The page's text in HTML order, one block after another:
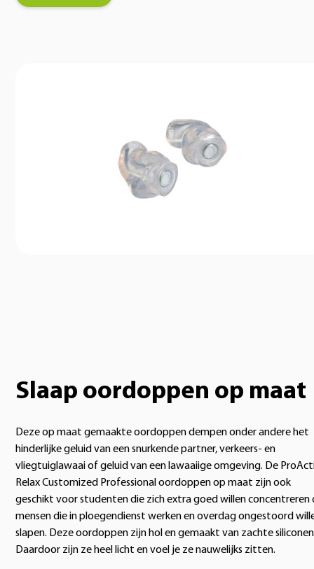
Slaap oordoppen op maat
Deze op maat gemaakte oordoppen dempen onder andere het
hinderlijke geluid van een snurkende partner, verkeers- en
vliegtuiglawaai of geluid van een lawaaiige omgeving. De
Relax Customized Professional oordoppen op maat zijn ook
geschikt voor studenten die zich extra goed willen concentreren
mensen die in ploegendienst werken en overdag ongestoord
slapen. Deze oordoppen zijn hol en gemaakt van zachte
Daardoor zijn ze heel licht en voel je ze nauwelijks zitten.